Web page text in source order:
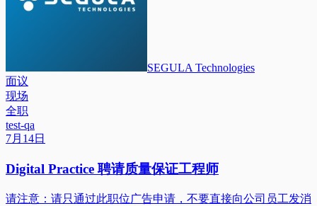
SEGULA Technologies
面议
现场
全职
test-qa
7月14日
Digital Practice 聘请质量保证工程师
请注意：请只通过此职位广告申请，不要直接向公司员工发消